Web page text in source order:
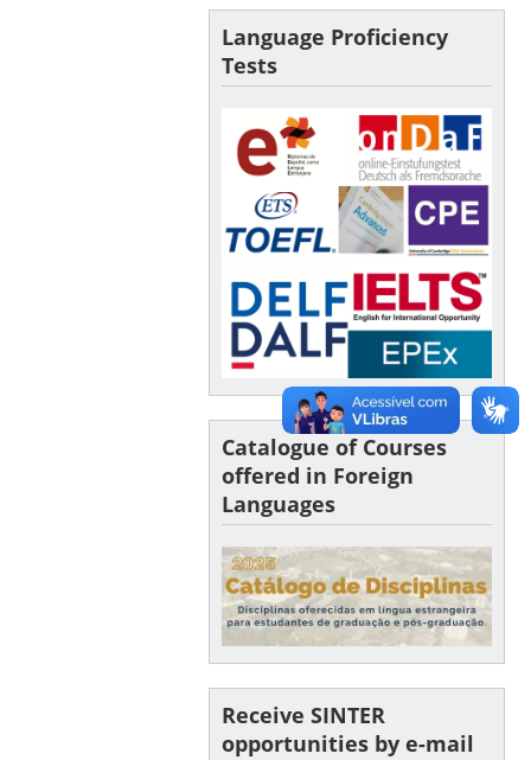
Language Proficiency
Tests
Catalogue of Courses
offered in Foreign
Languages
Receive SINTER
opportunities by e-mail